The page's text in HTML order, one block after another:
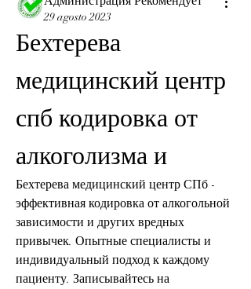
29 agosto 2023
Бехтерева
медицинский центр
спб кодировка от
алкоголизма и
Бехтерева медицинский центр СПб -
эффективная кодировка от алкогольной
зависимости и других вредных
привычек. Опытные специалисты и
индивидуальный подход к каждому
пациенту. Записывайтесь на